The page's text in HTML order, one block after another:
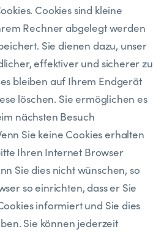
Cookies sind kleine
Rechner abgelegt werden
Sie dienen dazu, unser
effektiver und sicherer zu
bleiben auf Ihrem Endgerät
löschen. Sie ermöglichen es
nächsten Besuch
Sie keine Cookies erhalten
Ihren Internet Browser
Sie dies nicht wünschen, so
so einrichten, dass er Sie
informiert und Sie dies
Sie können jederzeit